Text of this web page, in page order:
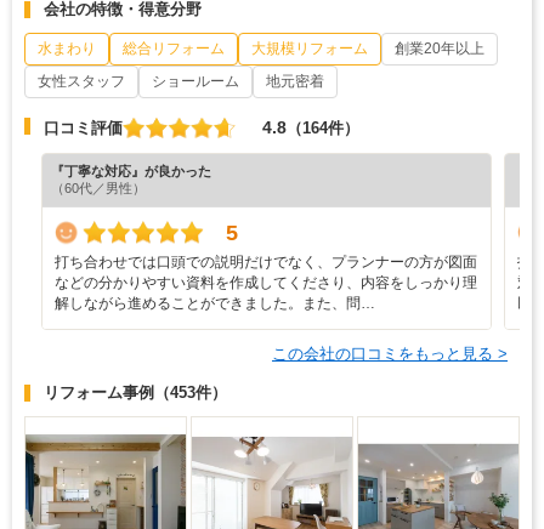
会社の特徴・得意分野
水まわり 総合リフォーム 大規模リフォーム
創業20年以上
女性スタッフ
ショールーム 地元密着
口コミ評価 4.8 （164件）
『丁寧な対応』が良かった
（60代／男性）
5
打ち合わせでは口頭での説明だけでなく、プランナーの方が図面
などの分かりやすい資料を作成してくださり、内容をしっかり理
解しながら進めることができました。また、問…
打
対
この会社の口コミをもっと見る >
リフォーム事例 （453件）